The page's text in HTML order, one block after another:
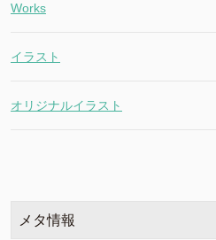
Works
イラスト
オリジナルイラスト
メタ情報